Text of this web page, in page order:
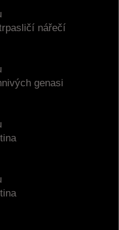
nářečí
genasi